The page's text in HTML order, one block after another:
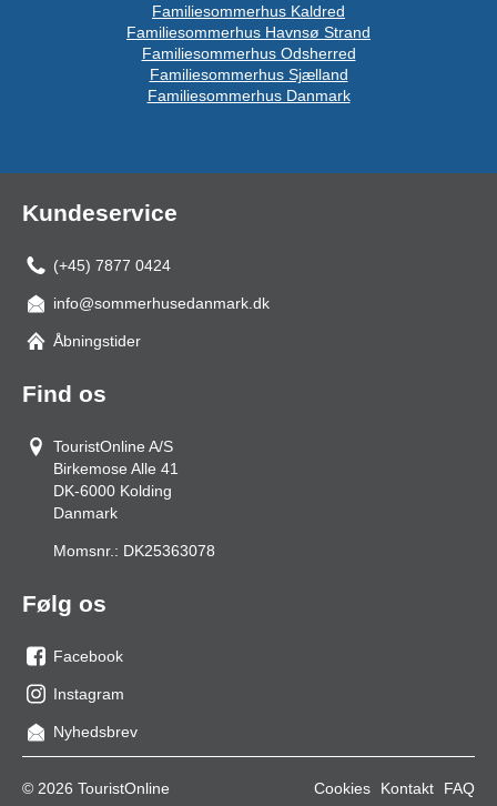
Familiesommerhus Kaldred
Familiesommerhus Havnsø Strand
Familiesommerhus Odsherred
Familiesommerhus Sjælland
Familiesommerhus Danmark
Kundeservice
(+45) 7877 0424
info@sommerhusedanmark.dk
Åbningstider
Find os
TouristOnline A/S
Birkemose Alle 41
DK-6000 Kolding
Danmark
Momsnr.: DK25363078
Følg os
os
på
facebook
Facebook
os
på
Instagram
Nyhedsbrev
© 2026 TouristOnline Cookies Kontakt FAQ